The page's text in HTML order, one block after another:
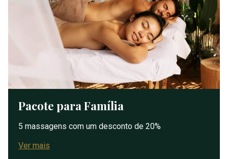
Pacote para Família
5 massagens com um desconto de 20%
Ver mais